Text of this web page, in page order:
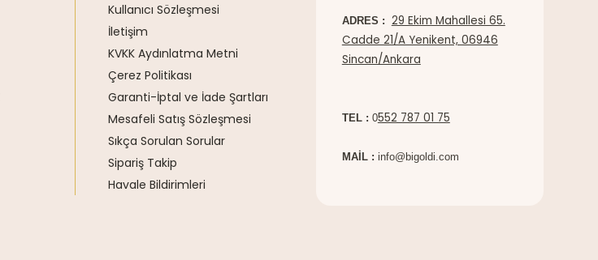
Kullanıcı Sözleşmesi
İletişim
KVKK Aydınlatma Metni
Çerez Politikası
Garanti-İptal ve İade Şartları
Mesafeli Satış Sözleşmesi
Sıkça Sorulan Sorular
Sipariş Takip
Havale Bildirimleri
ADRES : 29 Ekim Mahallesi 65.
Cadde 21/A Yenikent, 06946
Sincan/Ankara
TEL : 0552 787 01 75
MAİL : info@bigoldi.com